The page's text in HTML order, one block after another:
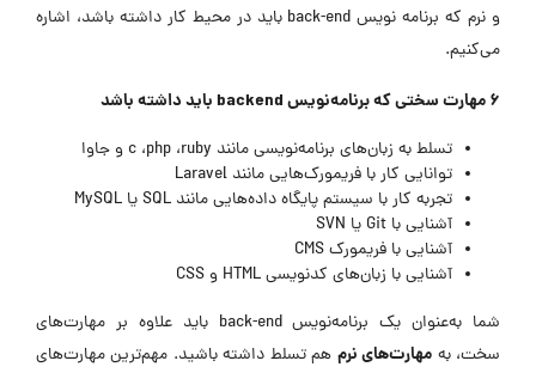
و نرم که برنامه نویس back-end باید در محیط کار داشته باشد، اشاره
می‌کنیم.
۶ مهارت سختی که برنامه‌نویس backend باید داشته باشد
تسلط به زبان‌های برنامه‌نویسی مانند c ،php ،ruby و جاوا
توانایی کار با فریمورک‌هایی مانند Laravel
تجربه کار با سیستم پایگاه‌ داده‌هایی مانند SQL یا MySQL
آشنایی با Git یا SVN
آشنایی با فریمورک CMS
آشنایی با زبان‌های کدنویسی HTML و CSS
شما به‌عنوان یک برنامه‌نویس back-end باید علاوه بر مهارت‌های
سخت، به مهارت‌های نرم هم تسلط داشته باشید. مهم‌ترین مهارت‌های